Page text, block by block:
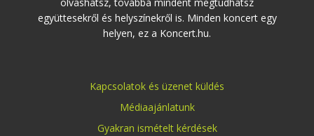
együttesekről és helyszínekről is. Minden koncert egy
helyen, ez a Koncert.hu.
Kapcsolatok és üzenet küldés
Médiaajánlatunk
Gyakran ismételt kérdések